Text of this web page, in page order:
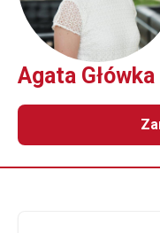
Agata